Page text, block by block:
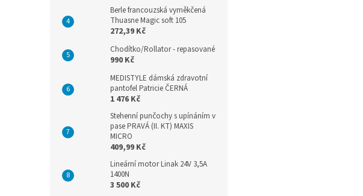
Berle francouzská vyměkčená
Thuasne Magic soft 105
272,39 Kč
Chodítko/Rollator - repasované
990 Kč
MEDISTYLE dámská zdravotní
pantofel Patricie ČERNÁ
1 476 Kč
Stehenní punčochy s upínáním v
pase PRAVÁ (II. KT) MAXIS
MICRO
409,99 Kč
Lineární motor Linak 24V 3,5A
1400N
3 500 Kč